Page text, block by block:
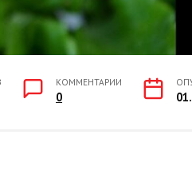
КОММЕНТАРИИ
0